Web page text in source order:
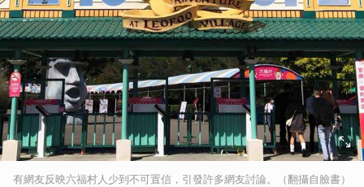
有網友反映六福村人少到不可置信，引發許多網友討論。（翻攝自臉書）